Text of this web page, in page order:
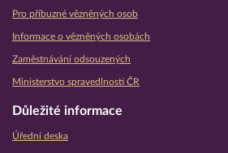
Pro příbuzné vězněných osob
Informace o vězněných osobách
Zaměstnávání odsouzených
Ministerstvo spravedlnosti ČR
Důležité informace
Úřední deska